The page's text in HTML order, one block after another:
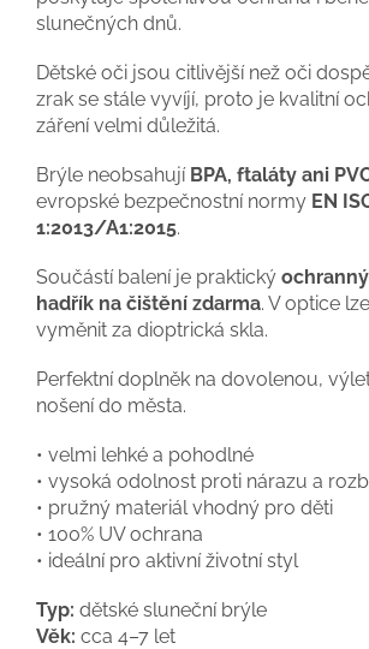
slunečných dnů.
Dětské oči jsou citlivější než oči
zrak se stále vyvíjí, proto je kvalitní
záření velmi důležitá.
Brýle neobsahují BPA, ftaláty ani
evropské bezpečnostní normy EN
1:2013/A1:2015.
Součástí balení je praktický
hadřík na čištění zdarma. V optice
vyměnit za dioptrická skla.
Perfektní doplněk na dovolenou,
nošení do města.
• velmi lehké a pohodlné
• vysoká odolnost proti nárazu a
• pružný materiál vhodný pro děti
• 100% UV ochrana
• ideální pro aktivní životní styl
Typ: dětské sluneční brýle
Věk: cca 4–7 let